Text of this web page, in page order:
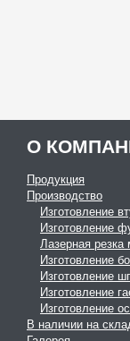
О
Продукция
Производство
Изготовление
Изготовление
Лазерная резка
Изготовление
Изготовление
Изготовление
Изготовление
В наличии на